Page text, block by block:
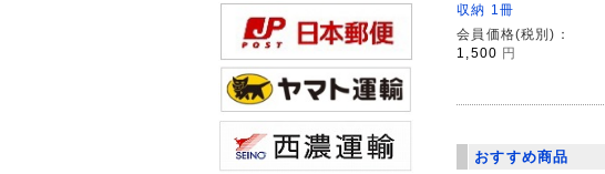
収納 1冊
会員価格(税別)：
1,500 円
おすすめ商品